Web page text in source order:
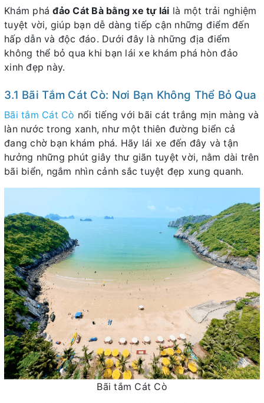
Khám pháđảo Cát Bà bằng xe tự lái là một trải nghiệm
tuyệt vời, giúp bạn dễ dàng tiếp cận những điểm đến
hấp dẫn và độc đáo. Dưới đây là những địa điểm
không thể bỏ qua khi bạn lái xe khám phá hòn đảo
xinh đẹp này.
3.1 Bãi Tắm Cát Cò: Nơi Bạn Không Thể Bỏ Qua
Bãi tắm Cát Cò nổi tiếng với bãi cát trắng mịn màng và
làn nước trong xanh, như một thiên đường biển cả
đang chờ bạn khám phá. Hãy lái xe đến đây và tận
hưởng những phút giây thư giãn tuyệt vời, nằm dài trên
bãi biển, ngắm nhìn cảnh sắc tuyệt đẹp xung quanh.
Bãi tắm Cát Cò